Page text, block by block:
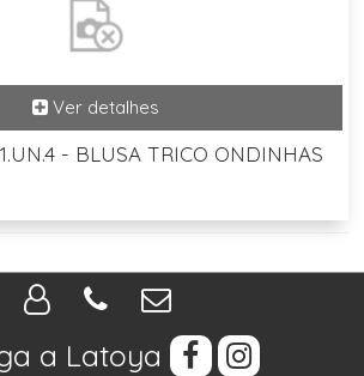
- BLUSA TRICO ONDINHAS
a Latoya